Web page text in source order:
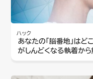
ハック
あなたの「脳番地」は
がしんどくなる執着か